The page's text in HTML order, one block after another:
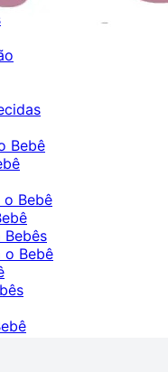
Bebê
Bebê
Bebês
o Bebê